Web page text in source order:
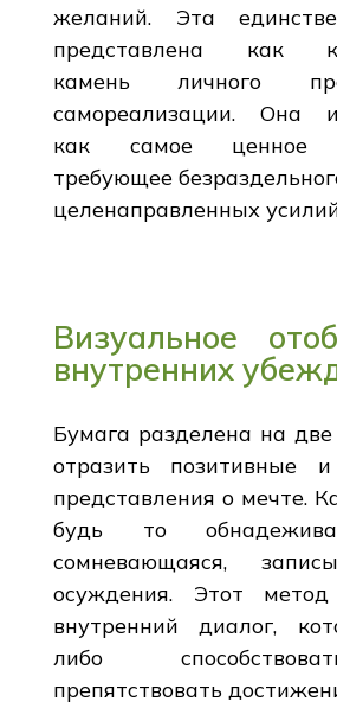
желаний. Эта
представлена как
камень личного
самореализации. Она
как самое ценное
требующее
целенаправленных
Визуальное
внутренних
Бумага разделена на две
отразить позитивные
представления о мечте.
будь то
сомневающаяся,
осуждения. Этот метод
внутренний диалог,
либо
препятствовать